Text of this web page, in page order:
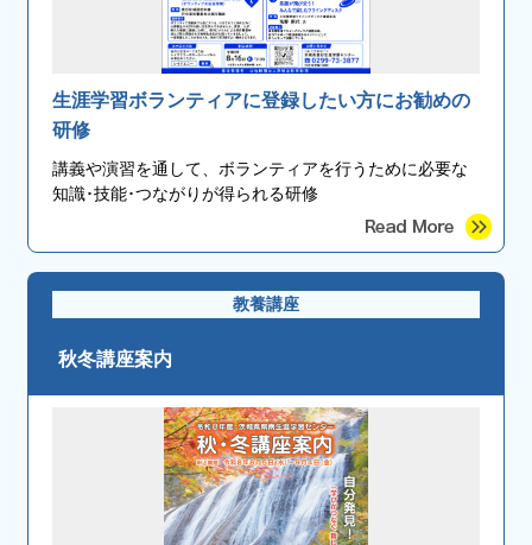
生涯学習ボランティアに登録したい方にお勧めの
研修
講義や演習を通して、ボランティアを行うために必要な
知識･技能･つながりが得られる研修
教養講座
秋冬講座案内